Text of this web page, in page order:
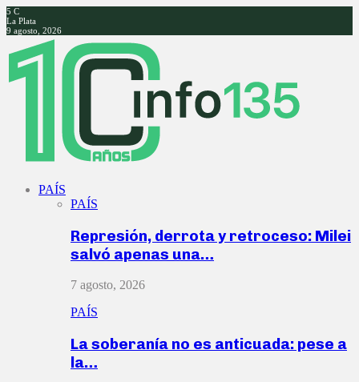
5 C
La Plata
9 agosto, 2026
Facebook
Twitter
Instagram
Youtube
PAÍS
PAÍS
Represión, derrota y retroceso: Milei
salvó apenas una…
7 agosto, 2026
PAÍS
La soberanía no es anticuada: pese a
la…